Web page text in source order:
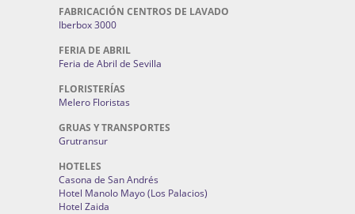
FABRICACIÓN CENTROS DE LAVADO
Iberbox 3000
FERIA DE ABRIL
Feria de Abril de Sevilla
FLORISTERÍAS
Melero Floristas
GRUAS Y TRANSPORTES
Grutransur
HOTELES
Casona de San Andrés
Hotel Manolo Mayo (Los Palacios)
Hotel Zaida